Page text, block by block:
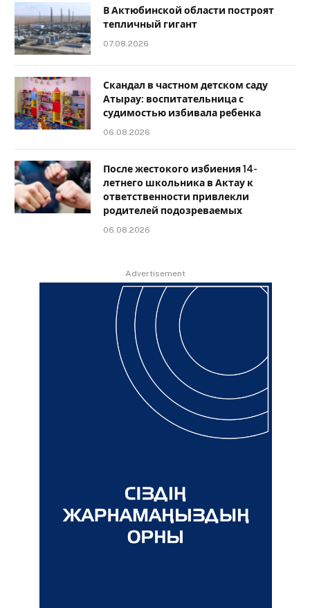
В Актюбинской области построят
тепличный гигант
07.08.2026
Скандал в частном детском саду
Атырау: воспитательница с
судимостью избивала ребенка
06.08.2026
После жестокого избиения 14-
летнего школьника в Актау к
ответственности привлекли
родителей подозреваемых
06.08.2026
Advertisement